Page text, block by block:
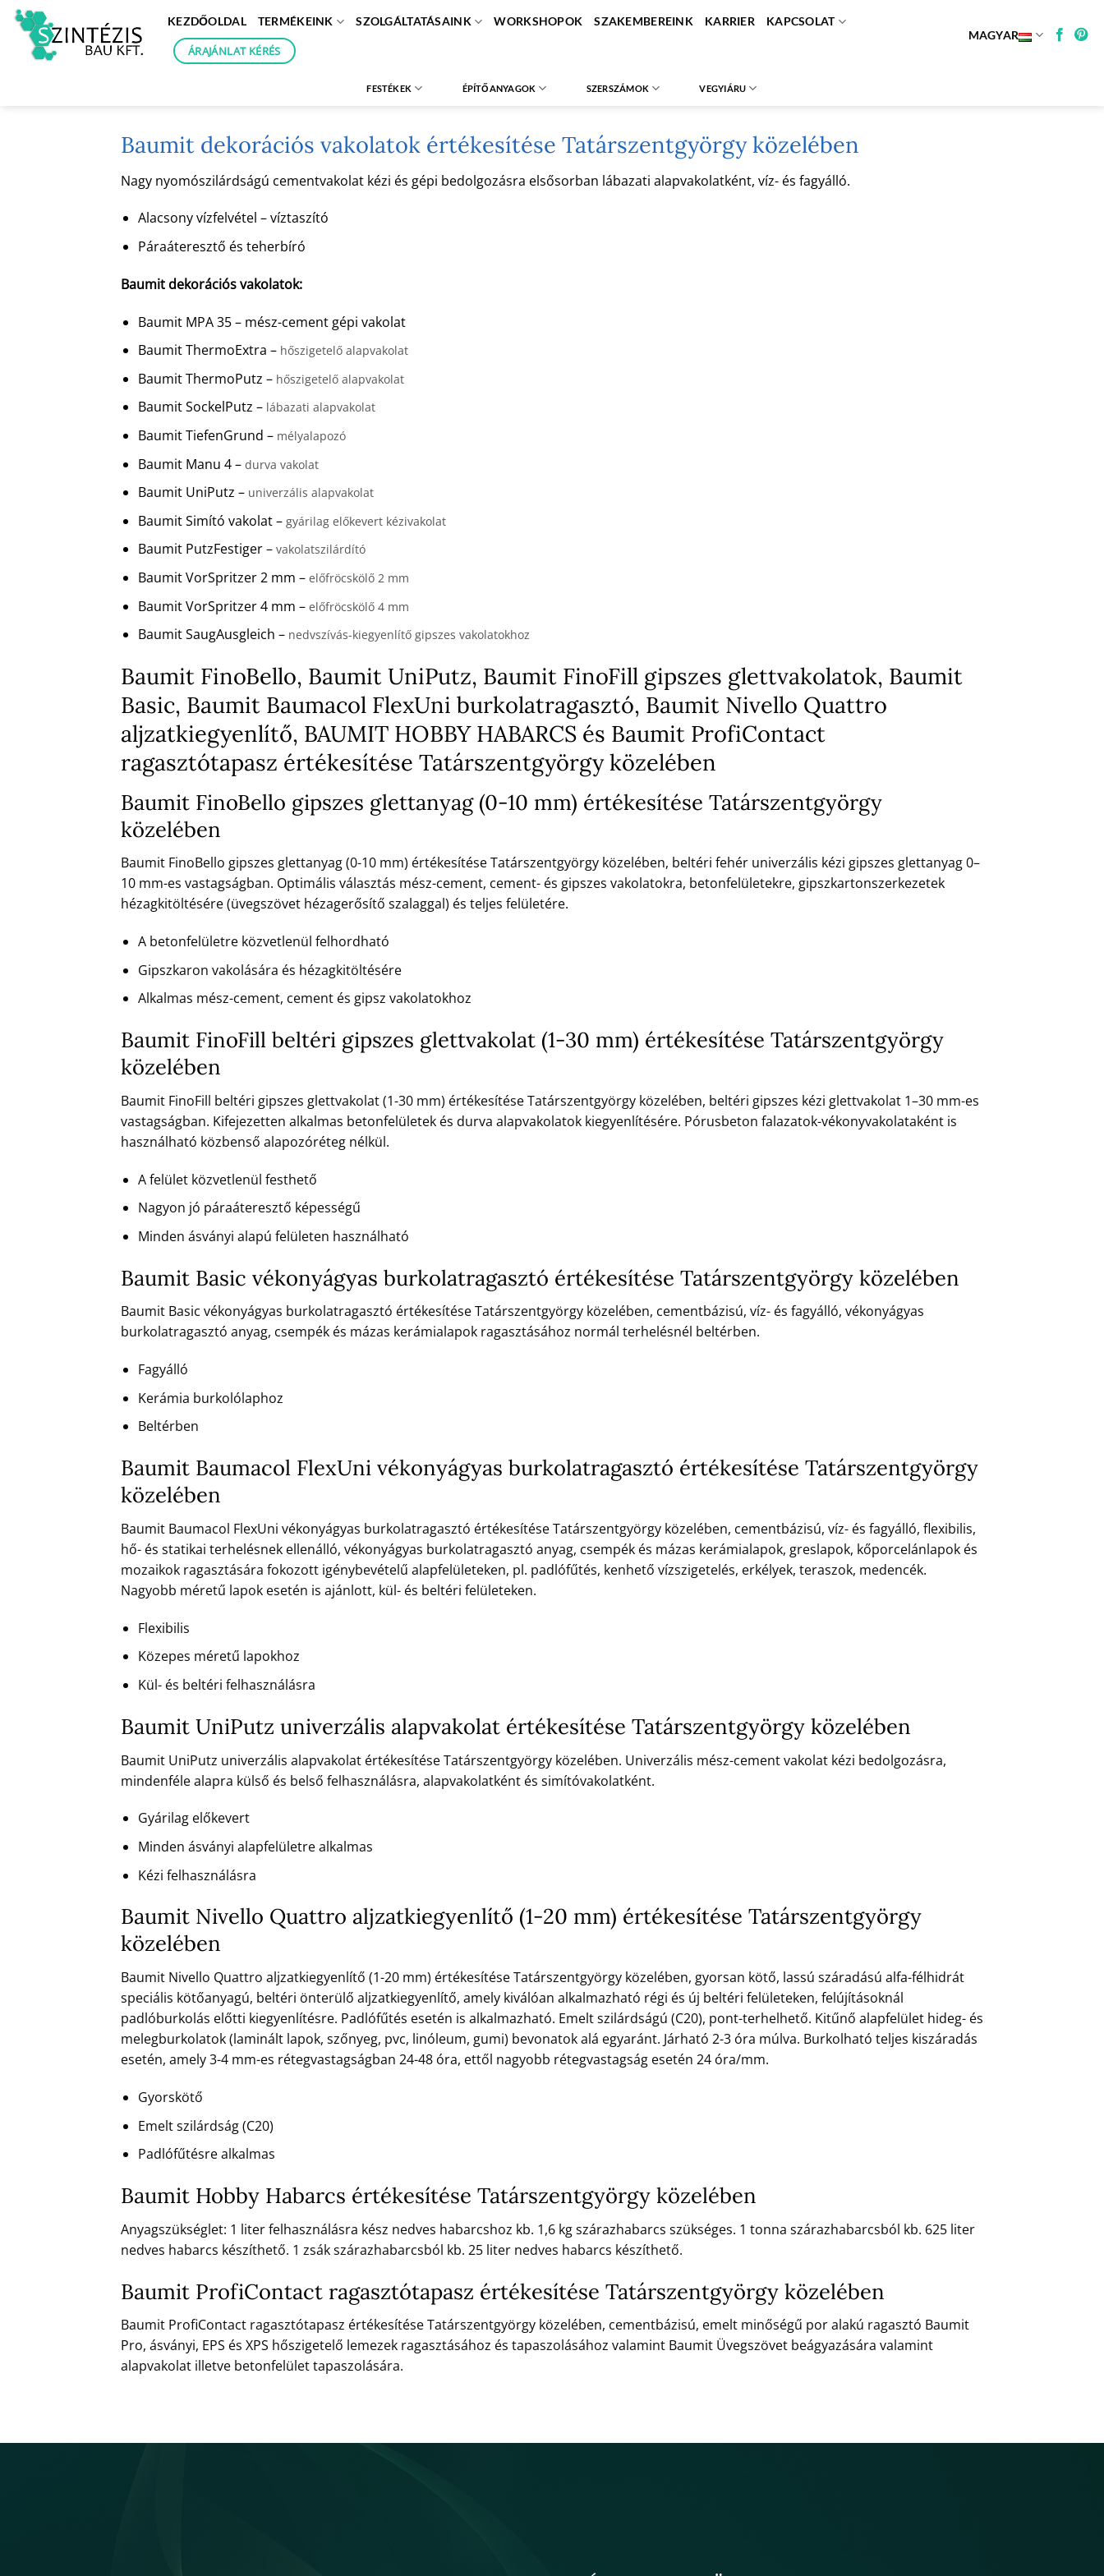
Skip
content
KEZDŐOLDAL TERMÉKEINK SZOLGÁLTATÁSAINK WORKSHOPOK SZAKEMBEREINK KARRIER KAPCSOLAT
ÁRAJÁNLAT KÉRÉS
MAGYAR
FESTÉKEK ÉPÍTŐANYAGOK SZERSZÁMOK VEGYIÁRU
Baumit dekorációs vakolatok értékesítése Tatárszentgyörgy közelében
Nagy nyomószilárdságú cementvakolat kézi és gépi bedolgozásra elsősorban lábazati alapvakolatként, víz- és fagyálló.
Alacsony vízfelvétel – víztaszító
Páraáteresztő és teherbíró
Baumit dekorációs vakolatok:
Baumit MPA 35 – mész-cement gépi vakolat
Baumit ThermoExtra – hőszigetelő alapvakolat
Baumit ThermoPutz – hőszigetelő alapvakolat
Baumit SockelPutz – lábazati alapvakolat
Baumit TiefenGrund – mélyalapozó
Baumit Manu 4 – durva vakolat
Baumit UniPutz – univerzális alapvakolat
Baumit Simító vakolat – gyárilag előkevert kézivakolat
Baumit PutzFestiger – vakolatszilárdító
Baumit VorSpritzer 2 mm – előfröcskölő 2 mm
Baumit VorSpritzer 4 mm – előfröcskölő 4 mm
Baumit SaugAusgleich – nedvszívás-kiegyenlítő gipszes vakolatokhoz
Baumit FinoBello, Baumit UniPutz, Baumit FinoFill gipszes glettvakolatok, Baumit
Basic, Baumit Baumacol FlexUni burkolatragasztó, Baumit Nivello Quattro
aljzatkiegyenlítő, BAUMIT HOBBY HABARCS és Baumit ProfiContact
ragasztótapasz értékesítése Tatárszentgyörgy közelében
Baumit FinoBello gipszes glettanyag (0-10 mm) értékesítése Tatárszentgyörgy
közelében
Baumit FinoBello gipszes glettanyag (0-10 mm) értékesítése Tatárszentgyörgy közelében, beltéri fehér univerzális kézi gipszes glettanyag 0–
10 mm-es vastagságban. Optimális választás mész-cement, cement- és gipszes vakolatokra, betonfelületekre, gipszkartonszerkezetek
hézagkitöltésére (üvegszövet hézagerősítő szalaggal) és teljes felületére.
A betonfelületre közvetlenül felhordható
Gipszkaron vakolására és hézagkitöltésére
Alkalmas mész-cement, cement és gipsz vakolatokhoz
Baumit FinoFill beltéri gipszes glettvakolat (1-30 mm) értékesítése Tatárszentgyörgy
közelében
Baumit FinoFill beltéri gipszes glettvakolat (1-30 mm) értékesítése Tatárszentgyörgy közelében, beltéri gipszes kézi glettvakolat 1–30 mm-es
vastagságban. Kifejezetten alkalmas betonfelületek és durva alapvakolatok kiegyenlítésére. Pórusbeton falazatok-vékonyvakolataként is
használható közbenső alapozóréteg nélkül.
A felület közvetlenül festhető
Nagyon jó páraáteresztő képességű
Minden ásványi alapú felületen használható
Baumit Basic vékonyágyas burkolatragasztó értékesítése Tatárszentgyörgy közelében
Baumit Basic vékonyágyas burkolatragasztó értékesítése Tatárszentgyörgy közelében, cementbázisú, víz- és fagyálló, vékonyágyas
burkolatragasztó anyag, csempék és mázas kerámialapok ragasztásához normál terhelésnél beltérben.
Fagyálló
Kerámia burkolólaphoz
Beltérben
Baumit Baumacol FlexUni vékonyágyas burkolatragasztó értékesítése Tatárszentgyörgy
közelében
Baumit Baumacol FlexUni vékonyágyas burkolatragasztó értékesítése Tatárszentgyörgy közelében, cementbázisú, víz- és fagyálló, flexibilis,
hő- és statikai terhelésnek ellenálló, vékonyágyas burkolatragasztó anyag, csempék és mázas kerámialapok, greslapok, kőporcelánlapok és
mozaikok ragasztására fokozott igénybevételű alapfelületeken, pl. padlófűtés, kenhető vízszigetelés, erkélyek, teraszok, medencék.
Nagyobb méretű lapok esetén is ajánlott, kül- és beltéri felületeken.
Flexibilis
Közepes méretű lapokhoz
Kül- és beltéri felhasználásra
Baumit UniPutz univerzális alapvakolat értékesítése Tatárszentgyörgy közelében
Baumit UniPutz univerzális alapvakolat értékesítése Tatárszentgyörgy közelében. Univerzális mész-cement vakolat kézi bedolgozásra,
mindenféle alapra külső és belső felhasználásra, alapvakolatként és simítóvakolatként.
Gyárilag előkevert
Minden ásványi alapfelületre alkalmas
Kézi felhasználásra
Baumit Nivello Quattro aljzatkiegyenlítő (1-20 mm) értékesítése Tatárszentgyörgy
közelében
Baumit Nivello Quattro aljzatkiegyenlítő (1-20 mm) értékesítése Tatárszentgyörgy közelében, gyorsan kötő, lassú száradású alfa-félhidrát
speciális kötőanyagú, beltéri önterülő aljzatkiegyenlítő, amely kiválóan alkalmazható régi és új beltéri felületeken, felújításoknál
padlóburkolás előtti kiegyenlítésre. Padlófűtés esetén is alkalmazható. Emelt szilárdságú (C20), pont-terhelhető. Kitűnő alapfelület hideg- és
melegburkolatok (laminált lapok, szőnyeg, pvc, linóleum, gumi) bevonatok alá egyaránt. Járható 2-3 óra múlva. Burkolható teljes kiszáradás
esetén, amely 3-4 mm-es rétegvastagságban 24-48 óra, ettől nagyobb rétegvastagság esetén 24 óra/mm.
Gyorskötő
Emelt szilárdság (C20)
Padlófűtésre alkalmas
Baumit Hobby Habarcs értékesítése Tatárszentgyörgy közelében
Anyagszükséglet: 1 liter felhasználásra kész nedves habarcshoz kb. 1,6 kg szárazhabarcs szükséges. 1 tonna szárazhabarcsból kb. 625 liter
nedves habarcs készíthető. 1 zsák szárazhabarcsból kb. 25 liter nedves habarcs készíthető.
Baumit ProfiContact ragasztótapasz értékesítése Tatárszentgyörgy közelében
Baumit ProfiContact ragasztótapasz értékesítése Tatárszentgyörgy közelében, cementbázisú, emelt minőségű por alakú ragasztó Baumit
Pro, ásványi, EPS és XPS hőszigetelő lemezek ragasztásához és tapaszolásához valamint Baumit Üvegszövet beágyazására valamint
alapvakolat illetve betonfelület tapaszolására.